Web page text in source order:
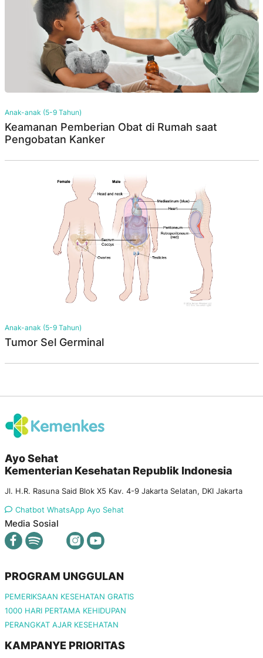
Anak-anak (5-9 Tahun)
Keamanan Pemberian Obat di Rumah saat
Pengobatan Kanker
Anak-anak (5-9 Tahun)
Tumor Sel Germinal
Ayo Sehat
Kementerian Kesehatan Republik Indonesia
Jl. H.R. Rasuna Said Blok X5 Kav. 4-9 Jakarta Selatan, DKI Jakarta
Chatbot WhatsApp Ayo Sehat
Media Sosial
PROGRAM UNGGULAN
PEMERIKSAAN KESEHATAN GRATIS
1000 HARI PERTAMA KEHIDUPAN
PERANGKAT AJAR KESEHATAN
KAMPANYE PRIORITAS